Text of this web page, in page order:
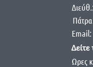
Διεύθ.:
Πάτρα
Email:
Ωρες